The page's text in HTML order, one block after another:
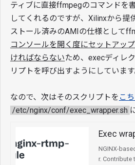
ティブに直接ffmpegのコマンドを
してくれるのですが、Xilinxから提
ストール済みのAMIの仕様として
コンソールを開く度にセットアッ
ければならないため、execディレ
リプトを呼び出すようにしています
なので、次はそのスクリプトを こ
/etc/nginx/conf/exec_wrapper.sh
Exec
NGINX-
r.